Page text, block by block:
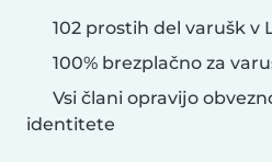
102 prostih del varušk v
100% brezplačno za
Vsi člani opravijo
identitete